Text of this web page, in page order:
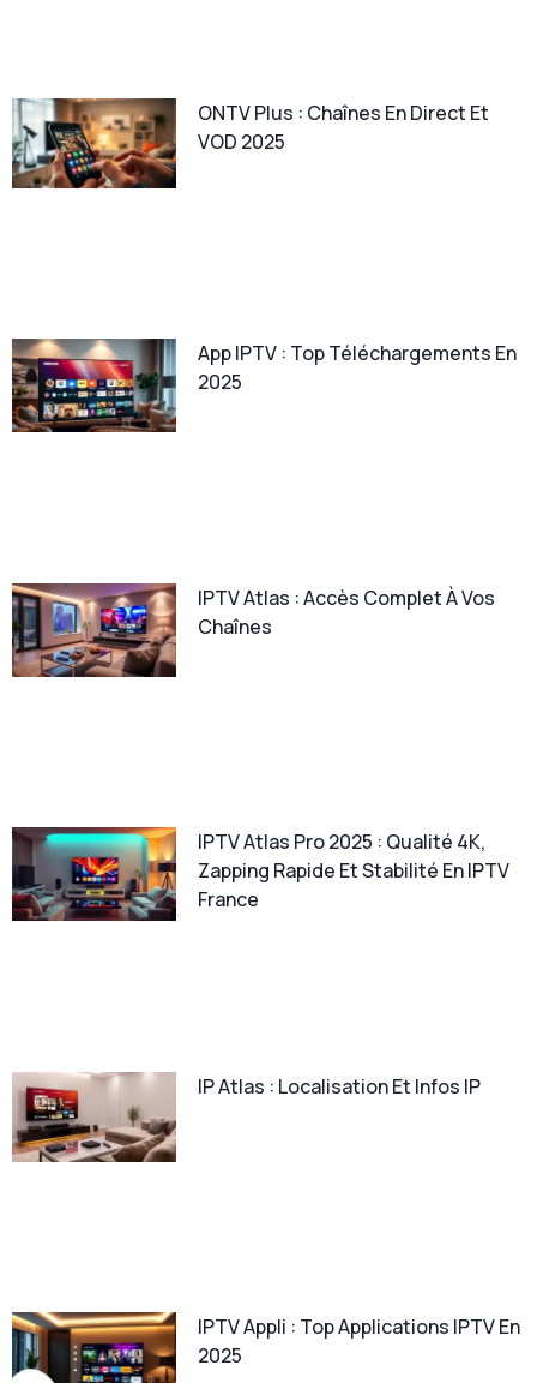
ONTV Plus : Chaînes En Direct Et
VOD 2025
App IPTV : Top Téléchargements En
2025
IPTV Atlas : Accès Complet À Vos
Chaînes
IPTV Atlas Pro 2025 : Qualité 4K,
Zapping Rapide Et Stabilité En IPTV
France
IP Atlas : Localisation Et Infos IP
IPTV Appli : Top Applications IPTV En
2025